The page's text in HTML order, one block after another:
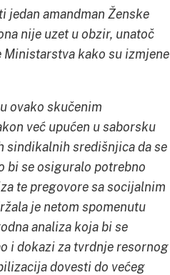
amandman Ženske
nije uzet u obzir, unatoč
kako su izmjene
ovako skučenim
već upućen u saborsku
sindikalnih središnjica da se
bi se osiguralo potrebno
te pregovore sa socijalnim
je netom spomenutu
analiza koja bi se
i dokazi za tvrdnje resornog
dovesti do većeg